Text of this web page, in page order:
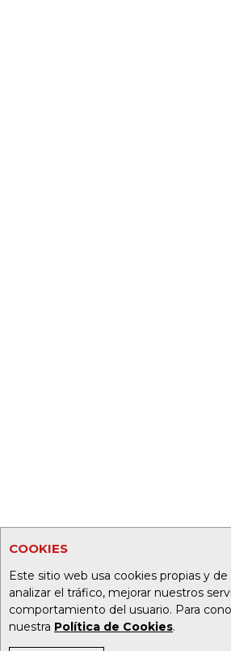
COOKIES
Este sitio web usa cookies propias y
analizar el tráfico, mejorar nuestros
comportamiento del usuario. Para
nuestra Política de Cookies.